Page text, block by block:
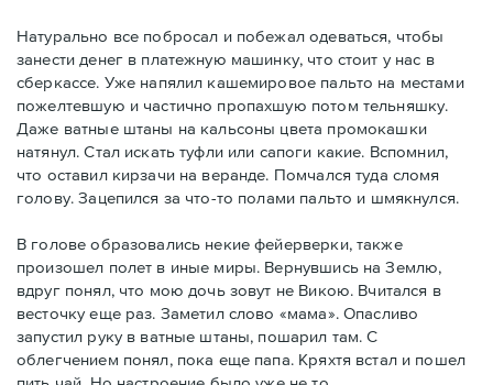
Натурально все побросал и побежал одеваться, чтобы
занести денег в платежную машинку, что стоит у нас в
сберкассе. Уже напялил кашемировое пальто на местами
пожелтевшую и частично пропахшую потом тельняшку.
Даже ватные штаны на кальсоны цвета промокашки
натянул. Стал искать туфли или сапоги какие. Вспомнил,
что оставил кирзачи на веранде. Помчался туда сломя
голову. Зацепился за что-то полами пальто и шмякнулся.
В голове образовались некие фейерверки, также
произошел полет в иные миры. Вернувшись на Землю,
вдруг понял, что мою дочь зовут не Викою. Вчитался в
весточку еще раз. Заметил слово «мама». Опасливо
запустил руку в ватные штаны, пошарил там. С
облегчением понял, пока еще папа. Кряхтя встал и пошел